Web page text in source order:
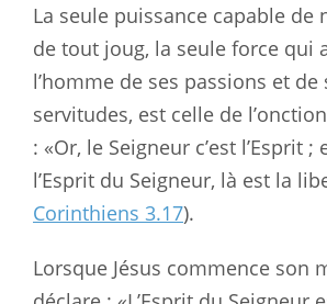
La seule puissance capable de
de tout joug, la seule force qui
l’homme de ses passions et de
servitudes, est celle de
: «Or, le Seigneur c’est l’Esprit
l’Esprit du Seigneur, là est la
Corinthiens 3.17).
Lorsque Jésus commence son